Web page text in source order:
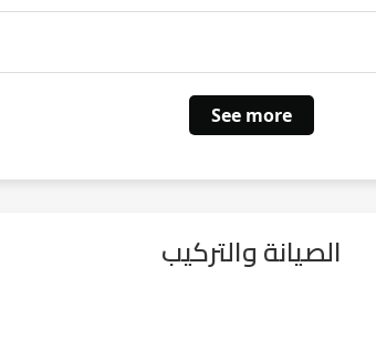
See more
الصيانة والتركيب